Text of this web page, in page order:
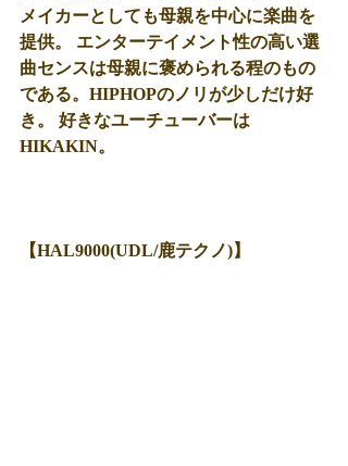
メイカーとしても母親を中心に楽曲を
提供。 エンターテイメント性の高い選
曲センスは母親に褒められる程のもの
である。HIPHOPのノリが少しだけ好
き。 好きなユーチューバーは
HIKAKIN。
【HAL9000(UDL/鹿テクノ)】